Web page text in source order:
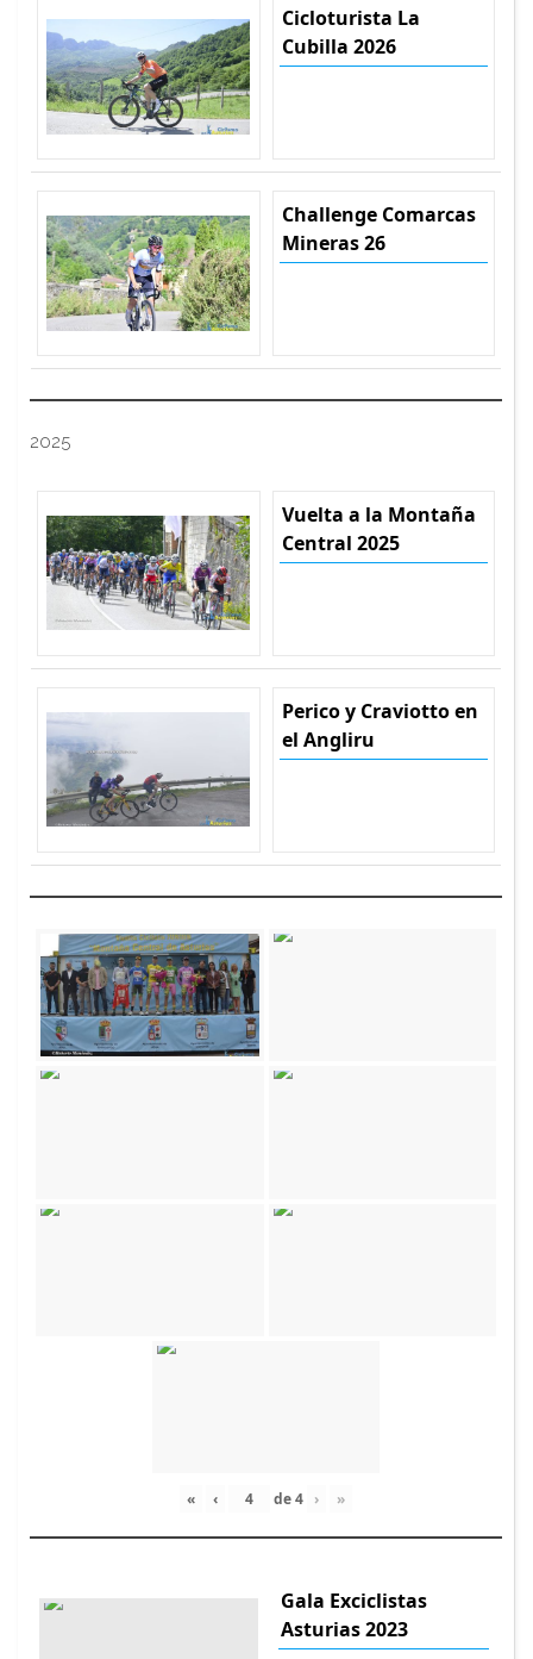
Cicloturista La
Cubilla 2026
Challenge Comarcas
Mineras 26
2025
Vuelta a la Montaña
Central 2025
Perico y Craviotto en
el Angliru
« ‹ de4 › »
Gala Exciclistas
Asturias 2023